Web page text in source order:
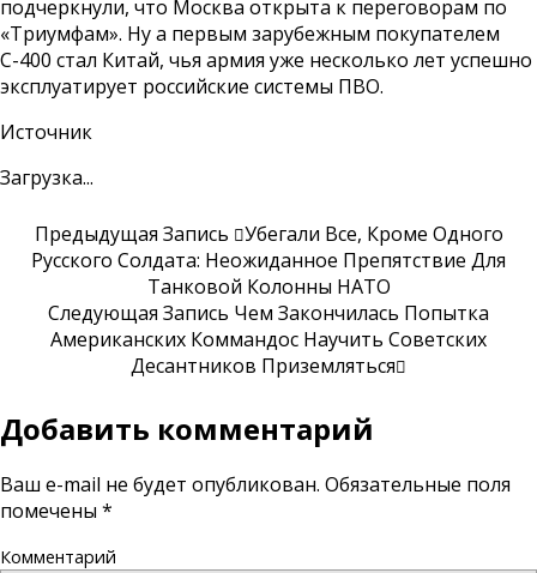
подчеркнули, что Москва открыта к переговорам по
«Триумфам». Ну а первым зарубежным покупателем
С-400 стал Китай, чья армия уже несколько лет успешно
эксплуатирует российские системы ПВО.
Источник
Загрузка...
Предыдущая Запись
Убегали Все, Кроме Одного
Русского Солдата: Неожиданное Препятствие Для
Танковой Колонны НАТО
Следующая Запись Чем Закончилась Попытка
Американских Коммандос Научить Советских
Десантников Приземляться
Добавить комментарий
Ваш e-mail не будет опубликован. Обязательные поля
помечены *
Комментарий